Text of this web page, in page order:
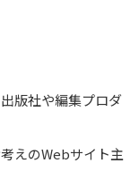
版社や編集プロダ
えのWebサイト主